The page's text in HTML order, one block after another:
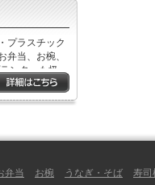
プラスチック
弁当、お椀、
ンターも扱っ
弁当 お椀 うなぎ・そば 寿司